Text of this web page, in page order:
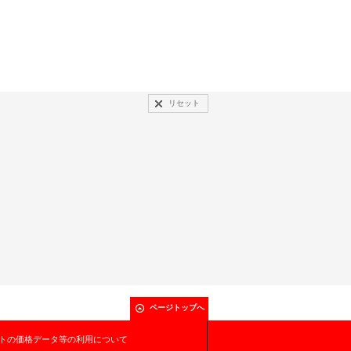
リセット
ページトップへ
の価格データ等の利用について